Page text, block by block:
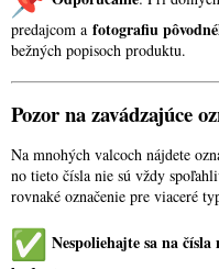
predajcom a fotografiu
bežných popisoch produktu.
Pozor na zavádzajúce
Na mnohých valcoch nájdete
no tieto čísla nie sú vždy
rovnaké označenie pre viaceré
Nespoliehajte sa na čísla